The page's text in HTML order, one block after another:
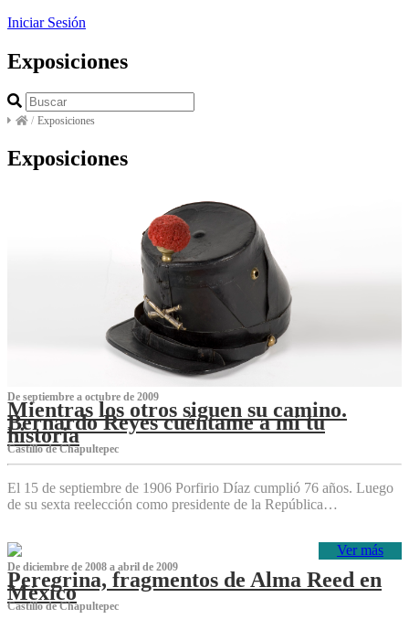
Iniciar Sesión
Exposiciones
/ Exposiciones
Exposiciones
De septiembre a octubre de 2009
Mientras los otros siguen su camino.
Bernardo Reyes cuéntame a mí tu
historia
Castillo de Chapultepec
El 15 de septiembre de 1906 Porfirio Díaz cumplió 76 años. Luego
de su sexta reelección como presidente de la República…
Ver más
De diciembre de 2008 a abril de 2009
Peregrina, fragmentos de Alma Reed en
México
Castillo de Chapultepec